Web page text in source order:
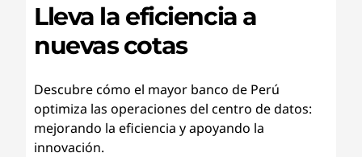
Lleva la eficiencia a
nuevas cotas
Descubre cómo el mayor banco de Perú
optimiza las operaciones del centro de datos:
mejorando la eficiencia y apoyando la
innovación.